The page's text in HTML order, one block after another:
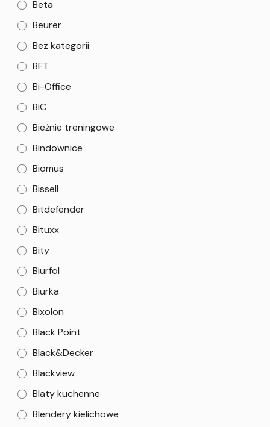
Beta
Beurer
Bez kategorii
BFT
Bi-Office
BiC
Bieżnie treningowe
Bindownice
Biomus
Bissell
Bitdefender
Bituxx
Bity
Biurfol
Biurka
Bixolon
Black Point
Black&Decker
Blackview
Blaty kuchenne
Blendery kielichowe